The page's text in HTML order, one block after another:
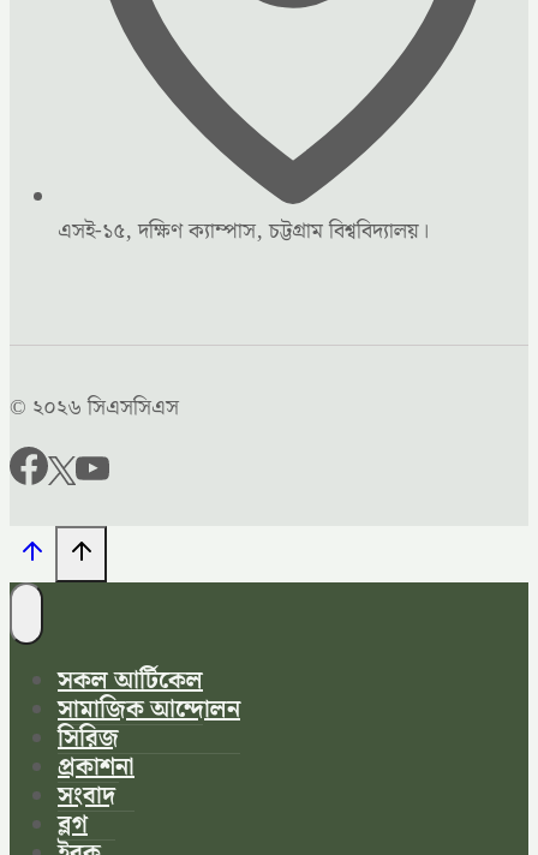
এসই-১৫, দক্ষিণ ক্যাম্পাস, চট্টগ্রাম বিশ্ববিদ্যালয়।
© ২০২৬ সিএসসিএস
সকল আর্টিকেল
সামাজিক আন্দোলন
সিরিজ
প্রকাশনা
সংবাদ
ব্লগ